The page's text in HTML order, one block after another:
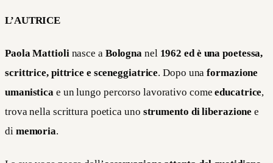
L’AUTRICE
Paola Mattiolinasce a Bologna nel 1962 ed è una poetessa,
scrittrice, pittrice e sceneggiatrice. Dopo unaformazione
umanistica e un lungo percorso lavorativo comeeducatrice,
trova nella scrittura poetica uno strumento di liberazione e
di memoria.